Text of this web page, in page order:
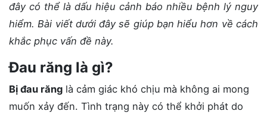
đây có thể là dấu hiệu cảnh báo nhiều bệnh lý nguy
hiểm. Bài viết dưới đây sẽ giúp bạn hiểu hơn về cách
khắc phục vấn đề này.
Đau răng là gì?
Bị đau răng là cảm giác khó chịu mà không ai mong
muốn xảy đến. Tình trạng này có thể khởi phát do